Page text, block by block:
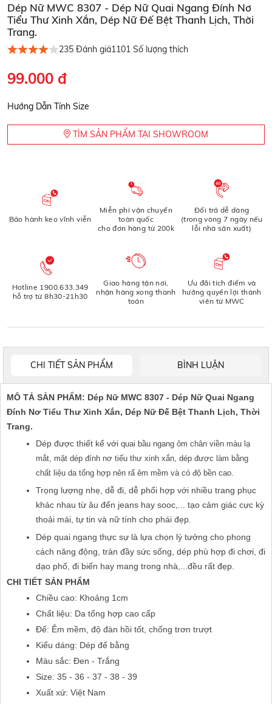
Dép Nữ MWC 8307 - Dép Nữ Quai Ngang Đính Nơ
Tiểu Thư Xinh Xắn, Dép Nữ Đế Bệt Thanh Lịch, Thời
Trang.
235 Đánh giá1101 Số lượng thích
99.000 đ
Hướng Dẫn Tính Size
TÌM SẢN PHẨM TẠI SHOWROOM
Bảo hành keo vĩnh viễn
Miễn phí vận chuyển
toàn quốc
cho đơn hàng từ 200k
Đổi trả dễ dàng
(trong vòng 7 ngày nếu
lỗi nhà sản xuất)
Hotline 1900.633.349
hỗ trợ từ 8h30-21h30
Giao hàng tận nơi,
nhận hàng xong thanh
toán
Ưu đãi tích điểm và
hưởng quyền lợi thành
viên từ MWC
CHI TIẾT SẢN PHẨM BÌNH LUẬN
MÔ TẢ SẢN PHẨM: Dép Nữ MWC 8307 - Dép Nữ Quai Ngang
Đính Nơ Tiểu Thư Xinh Xắn, Dép Nữ Đế Bệt Thanh Lịch, Thời
Trang.
Dép được thiết kế với quai bầu ngang ôm chân viền màu lạ
mắt, mặt dép đính nơ tiểu thư xinh xắn, dép được làm bằng
chất liệu da tổng hợp nên rấ êm mềm và có độ bền cao.
Trọng lượng nhẹ, dễ đi, dễ phối hợp với nhiều trang phục
khác nhau từ âu đến jeans hay sooc,... tạo cảm giác cực kỳ
thoải mái, tự tin và nữ tính cho phái đẹp.
Dép quai ngang thực sự là lựa chọn lý tưởng cho phong
cách năng động, tràn đầy sức sống, dép phù hợp đi chơi, đi
dạo phố, đi biển hay mang trong nhà,...đều rất đẹp.
CHI TIẾT SẢN PHẨM
Chiều cao: Khoảng 1cm
Chất liệu: Da tổng hợp cao cấp
Đế: Êm mềm, độ đàn hồi tốt, chống trơn trượt
Kiểu dáng: Dép đế bằng
Màu sắc: Đen - Trắng
Size: 35 - 36 - 37 - 38 - 39
Xuất xứ: Việt Nam